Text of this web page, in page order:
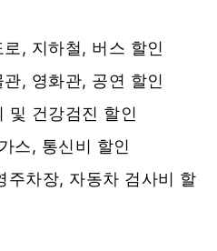
, 지하철, 버스 할인
관, 영화관, 공연 할인
및 건강검진 할인
스, 통신비 할인
주차장, 자동차 검사비 할